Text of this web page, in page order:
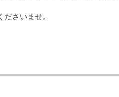
さいませ。